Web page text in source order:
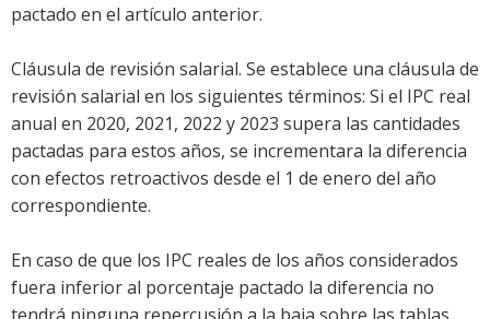
pactado en el artículo anterior.
Cláusula de revisión salarial. Se establece una cláusula de
revisión salarial en los siguientes términos: Si el IPC real
anual en 2020, 2021, 2022 y 2023 supera las cantidades
pactadas para estos años, se incrementara la diferencia
con efectos retroactivos desde el 1 de enero del año
correspondiente.
En caso de que los IPC reales de los años considerados
fuera inferior al porcentaje pactado la diferencia no